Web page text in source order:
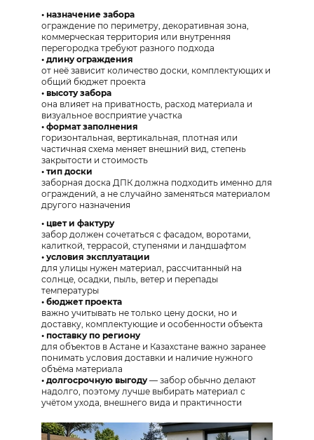
• назначение забора
ограждение по периметру, декоративная зона,
коммерческая территория или внутренняя
перегородка требуют разного подхода
• длину ограждения
от неё зависит количество доски, комплектующих и
общий бюджет проекта
• высоту забора
она влияет на приватность, расход материала и
визуальное восприятие участка
• формат заполнения
горизонтальная, вертикальная, плотная или
частичная схема меняет внешний вид, степень
закрытости и стоимость
• тип доски
заборная доска ДПК должна подходить именно для
ограждений, а не случайно заменяться материалом
другого назначения
• цвет и фактуру
забор должен сочетаться с фасадом, воротами,
калиткой, террасой, ступенями и ландшафтом
• условия эксплуатации
для улицы нужен материал, рассчитанный на
солнце, осадки, пыль, ветер и перепады
температуры
• бюджет проекта
важно учитывать не только цену доски, но и
доставку, комплектующие и особенности объекта
• поставку по региону
для объектов в Астане и Казахстане важно заранее
понимать условия доставки и наличие нужного
объёма материала
• долгосрочную выгоду— забор обычно делают
надолго, поэтому лучше выбирать материал с
учётом ухода, внешнего вида и практичности